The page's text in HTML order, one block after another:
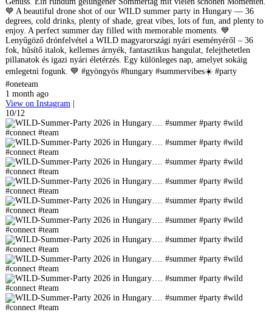
💙 A beautiful drone shot of our WILD summer party in Hungary — 36
degrees, cold drinks, plenty of shade, great vibes, lots of fun, and plenty to
enjoy. A perfect summer day filled with memorable moments. 💙
Lenyűgöző drónfelvétel a WILD magyarországi nyári eseményéről – 36
fok, hűsítő italok, kellemes árnyék, fantasztikus hangulat, felejthetetlen
pillanatok és igazi nyári életérzés. Egy különleges nap, amelyet sokáig
emlegetni fogunk. 💙 #gyöngyös #hungary #summervibes☀️ #party
#oneteam
1 month ago
View on Instagram |
10/12